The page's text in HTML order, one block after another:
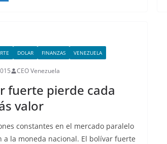
DOLAR FINANZAS VENEZUELA
CEO Venezuela
fuerte pierde cada
valor
constantes en el mercado paralelo
a la moneda nacional. El bolívar fuerte